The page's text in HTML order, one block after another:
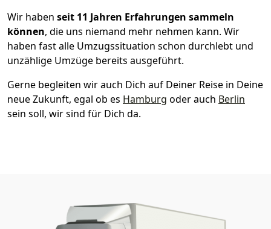
Wir haben seit 11 Jahren Erfahrungen sammeln
können, die uns niemand mehr nehmen kann. Wir
haben fast alle Umzugssituation schon durchlebt und
unzählige Umzüge bereits ausgeführt.
Gerne begleiten wir auch Dich auf Deiner Reise in Deine
neue Zukunft, egal ob es Hamburg oder auch Berlin
sein soll, wir sind für Dich da.